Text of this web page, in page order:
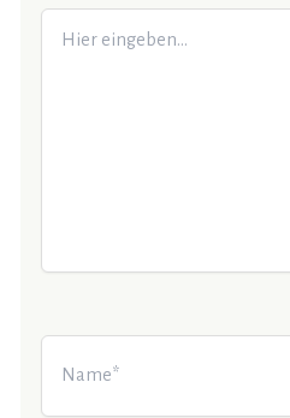
Hier
eingeben…
Name*